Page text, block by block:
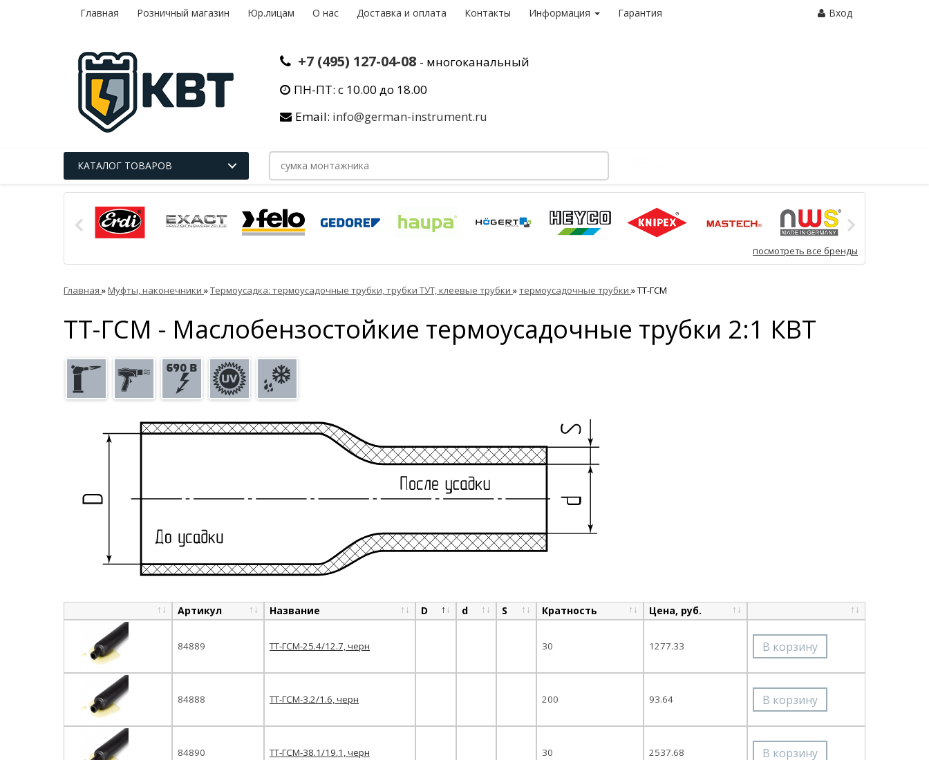
Главная Розничный магазин Юр.лицам О нас Доставка и оплата Контакты Информация Гарантия Вход
+7 (495) 127-04-08 - многоканальный
ПН-ПТ: с 10.00 до 18.00
Email: info@german-instrument.ru
КАТАЛОГ ТОВАРОВ
посмотреть все бренды
Главная »Муфты, наконечники »Термоусадка: термоусадочные трубки, трубки ТУТ, клеевые трубки »термоусадочные трубки »ТТ-ГСМ
ТТ-ГСМ - Маслобензостойкие термоусадочные трубки 2:1 КВТ
Артикул Название D d S Кратность Цена, руб.
84889 ТТ-ГСМ-25.4/12.7, черн 30 1277.33
84888 ТТ-ГСМ-3.2/1.6, черн 200 93.64
84890 ТТ-ГСМ-38.1/19.1, черн 30 2537.68